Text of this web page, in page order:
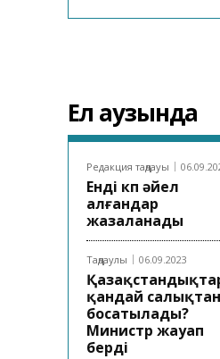
Ел аузында
Редакция таңдауы
Енді көп әйел
алғандар
жазаланады
Таңдаулы 06.09.2023
қандай салықтан
босатылады?
Министр жауап
берді